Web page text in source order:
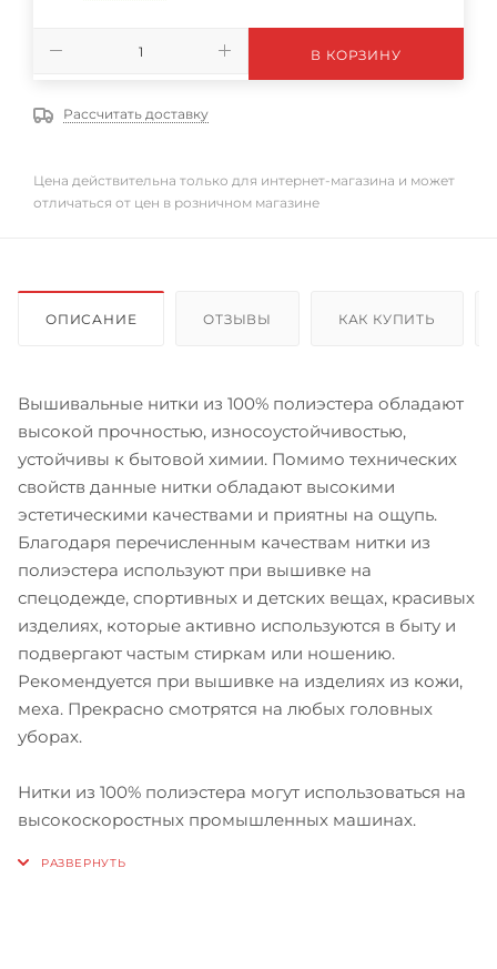
В КОРЗИНУ
Рассчитать доставку
Цена действительна только для интернет-магазина и может
отличаться от цен в розничном магазине
ОПИСАНИЕ ОТЗЫВЫ КАК КУПИТЬ
Вышивальные нитки из 100% полиэстера обладают
высокой прочностью, износоустойчивостью,
устойчивы к бытовой химии. Помимо технических
свойств данные нитки обладают высокими
эстетическими качествами и приятны на ощупь.
Благодаря перечисленным качествам нитки из
полиэстера используют при вышивке на
спецодежде, спортивных и детских вещах, красивых
изделиях, которые активно используются в быту и
подвергают частым стиркам или ношению.
Рекомендуется при вышивке на изделиях из кожи,
меха. Прекрасно смотрятся на любых головных
уборах.
Нитки из 100% полиэстера могут использоваться на
высокоскоростных промышленных машинах.